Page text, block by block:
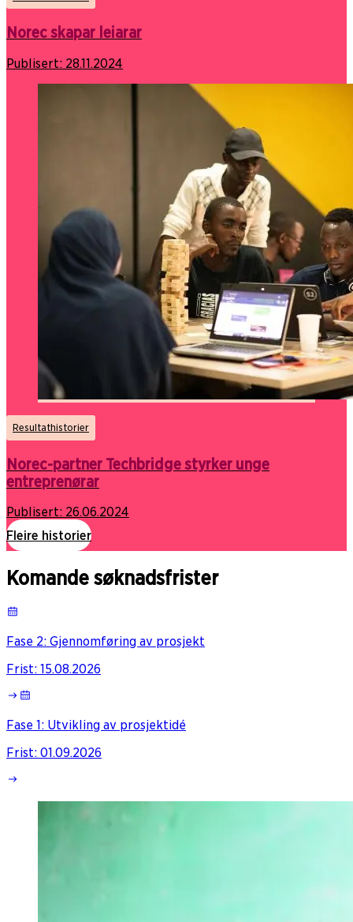
Norec skapar leiarar
Publisert: 28.11.2024
Resultathistorier
Norec-partner Techbridge styrker unge
entreprenørar
Publisert: 26.06.2024
Fleire historier
Komande søknadsfrister
Fase 2: Gjennomføring av prosjekt
Frist: 15.08.2026
Fase 1: Utvikling av prosjektidé
Frist: 01.09.2026